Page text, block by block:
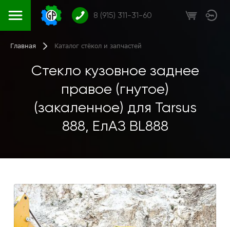
8 (915) 311-31-60
Главная Каталог стёкол и запчастей
Стекло кузовное заднее
правое (гнутое)
(закаленное) для Tarsus
888, ЕлАЗ BL888